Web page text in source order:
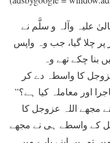
علیہ وآلہ و سلَّم نے
چلا گيا، جب وہ واپس
بنا چکے تھے وہ
کا واسطہ دے کر
اور معاملہ کيا ہے؟”
مجھے اللہ عزوجل کا
کے واسطے ہی نے مجھے